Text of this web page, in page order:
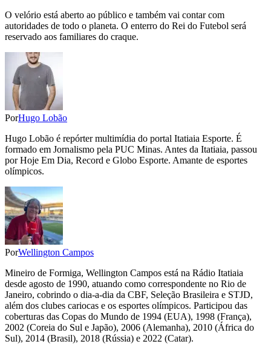
O velório está aberto ao público e também vai contar com
autoridades de todo o planeta. O enterro do Rei do Futebol será
reservado aos familiares do craque.
PorHugo Lobão
Hugo Lobão é repórter multimídia do portal Itatiaia Esporte. É
formado em Jornalismo pela PUC Minas. Antes da Itatiaia, passou
por Hoje Em Dia, Record e Globo Esporte. Amante de esportes
olímpicos.
PorWellington Campos
Mineiro de Formiga, Wellington Campos está na Rádio Itatiaia
desde agosto de 1990, atuando como correspondente no Rio de
Janeiro, cobrindo o dia-a-dia da CBF, Seleção Brasileira e STJD,
além dos clubes cariocas e os esportes olímpicos. Participou das
coberturas das Copas do Mundo de 1994 (EUA), 1998 (França),
2002 (Coreia do Sul e Japão), 2006 (Alemanha), 2010 (África do
Sul), 2014 (Brasil), 2018 (Rússia) e 2022 (Catar).